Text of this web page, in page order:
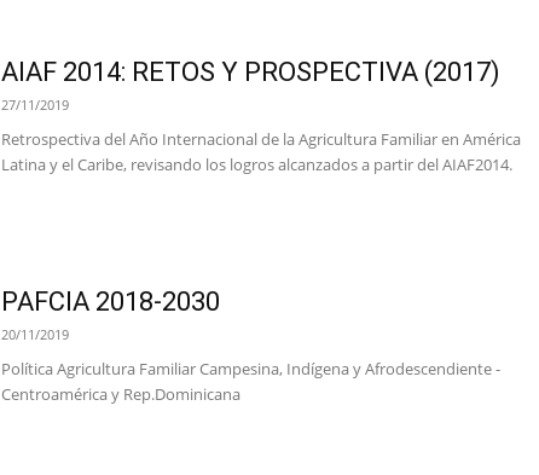
AIAF 2014: RETOS Y PROSPECTIVA (2017)
27/11/2019
Retrospectiva del Año Internacional de la Agricultura Familiar en América
Latina y el Caribe, revisando los logros alcanzados a partir del AIAF2014.
PAFCIA 2018-2030
20/11/2019
Política Agricultura Familiar Campesina, Indígena y Afrodescendiente -
Centroamérica y Rep.Dominicana